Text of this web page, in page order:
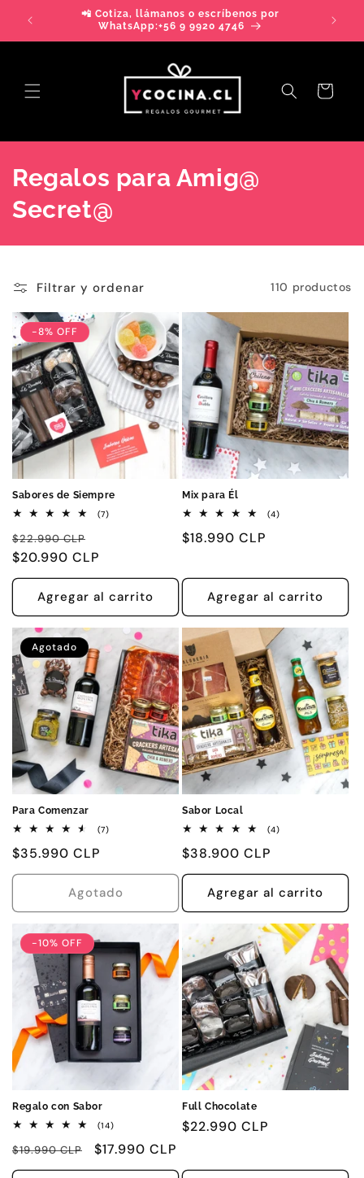
directamente📲 Cotiza, llámanos o escríbenos por
WhatsApp:+56 9 9920 4746
>>
Carrito
C
o
l
c
i
ó
n
:
Regalos para Amig@
Secret@
Filtrar y ordenar 110 productos
-8% OFF
Sabores de Siempre
(7)7
Precio
habitual
$22.990 CLP
de
oferta
$20.990 CLP
Agregar al carrito
Mix para Él
(4)4
Precio
$18.990 CLP
Agregar al carrito
Agotado
Para Comenzar
(7)7
Precio
habitual
$35.990 CLP
Agotado
Sabor Local
(4)4
Precio
habitual
$38.900 CLP
Agregar al carrito
-10% OFF
Regalo con Sabor
(14)14
totales
Precio
habitual
$19.990 CLP
Precio
de
$17.990 CLP
Full Chocolate
Precio
$22.990 CLP